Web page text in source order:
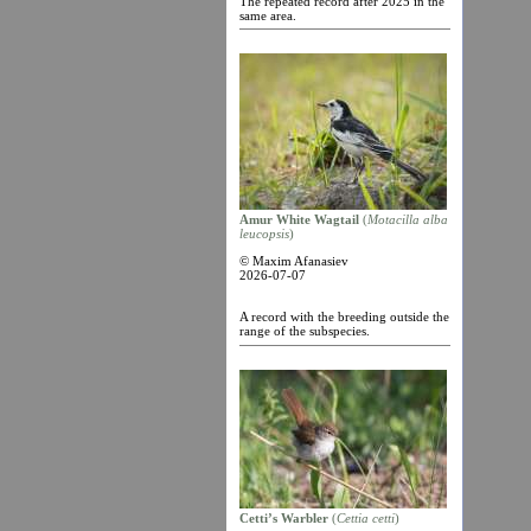
same area.
Amur White Wagtail (Motacilla alba
leucopsis)
© Maxim Afanasiev
2026-07-07
A record with the breeding outside the
range of the subspecies.
Cetti’s Warbler (Cettia cetti)